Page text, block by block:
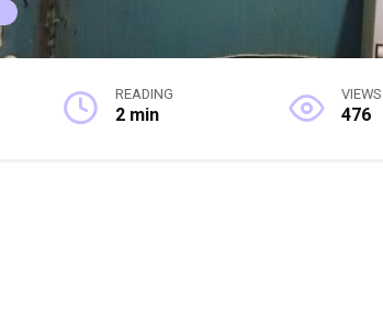
READING
2 min
VIEWS
476